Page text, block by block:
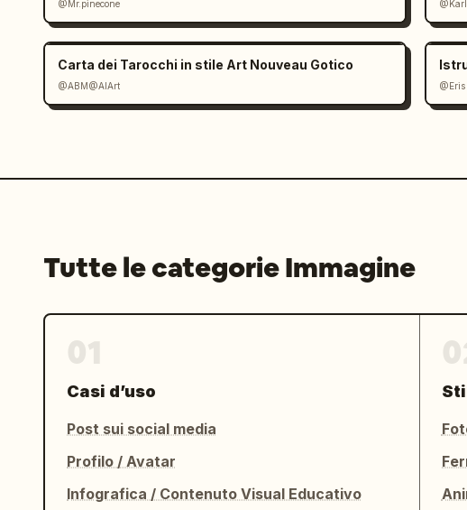
Voglio fotografare un posto dove una
fiato. Non per essere compiaciuta, ma per
Piano Cuore Panoramico
rifinito, screenshot di gioco narrativo indie
realistica, design dell'interfaccia
@Mr.pinecone
Carta dei Tarocchi in stile Art Nouveau Gotico
@ABM@AIArt
Tutte le categorie Immagine
Casi d’uso
Post sui social media
Profilo / Avatar
Infografica / Contenuto Visual Educativo